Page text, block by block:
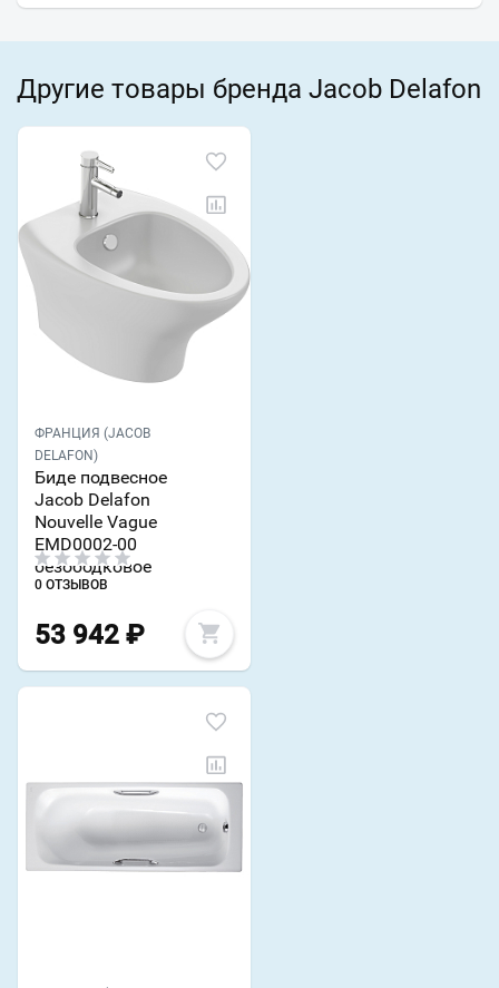
Другие товары бренда Jacob Delafon
ФРАНЦИЯ (JACOB
DELAFON)
Биде подвесное
Jacob Delafon
Nouvelle Vague
EMD0002-00
безободковое
0 ОТЗЫВОВ
53 942 ₽